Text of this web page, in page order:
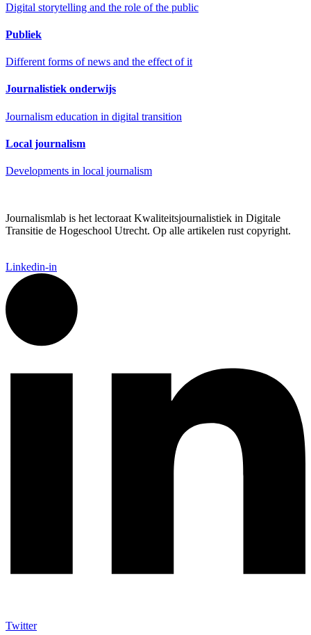
Digital storytelling and the role of the public
Publiek
Different forms of news and the effect of it
Journalistiek onderwijs
Journalism education in digital transition
Local journalism
Developments in local journalism
Journalismlab is het lectoraat Kwaliteitsjournalistiek in Digitale
Transitie de Hogeschool Utrecht. Op alle artikelen rust copyright.
Linkedin-in
Twitter